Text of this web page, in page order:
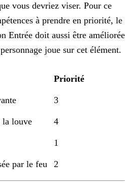
vous devriez viser. Pour ce
à prendre en priorité, le
Entrée doit aussi être améliorée
joue sur cet élément.
Priorité
3
la louve 4
1
par le feu 2